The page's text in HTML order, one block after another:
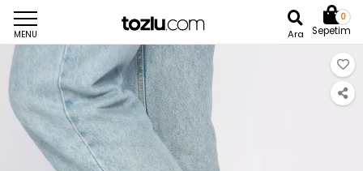
MENU Ara
0
Sepetim